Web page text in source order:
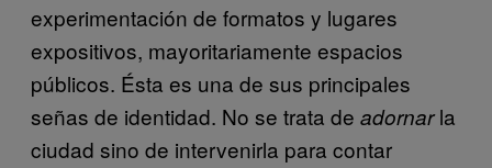
experimentación de formatos y lugares
expositivos, mayoritariamente espacios
públicos. Ésta es una de sus principales
señas de identidad. No se trata de adornarla
ciudad sino de intervenirla para contar